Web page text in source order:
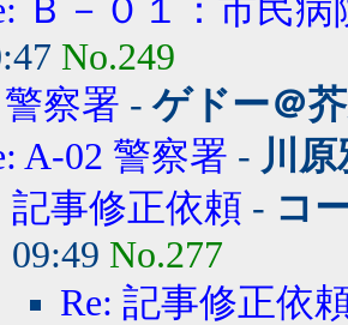
Ｂ－０１：市民病
No.249
察署 -ゲドー＠
A-02 警察署 - 川
記事修正依頼 - コ
09:49 No.277
Re: 記事修正依